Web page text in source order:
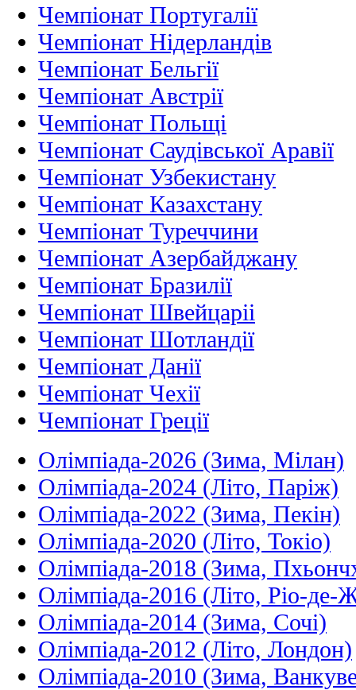
Чемпіонат Португалії
Чемпіонат Нідерландiв
Чемпіонат Бельгії
Чемпіонат Австрії
Чемпіонат Польщі
Чемпіонат Саудівської Аравії
Чемпіонат Узбекистану
Чемпіонат Казахстану
Чемпіонат Туреччини
Чемпіонат Азербайджану
Чемпіонат Бразилії
Чемпіонат Швейцаріі
Чемпіонат Шотландії
Чемпіонат Данії
Чемпіонат Чехії
Чемпіонат Греції
Олімпіада-2026 (Зима, Мілан)
Олімпіада-2024 (Літо, Паріж)
Олімпіада-2022 (Зима, Пекін)
Олімпіада-2020 (Літо, Токіо)
Олімпіада-2018 (Зима,
Олімпіада-2016 (Літо, Ріо-де-
Олімпіада-2014 (Зима, Сочі)
Олімпіада-2012 (Літо, Лондон)
Олімпіада-2010 (Зима,